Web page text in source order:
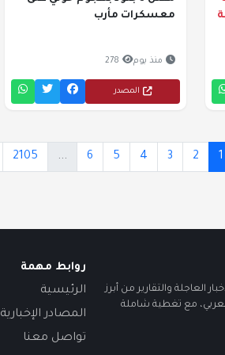
معسكرات مأرب
منذ يوم 278
المصدر
1
2
3
4
5
6
...
2105
العاجلة والتقارير من أبرز
العربي، مع تغطية شاملة
روابط مهمة
الرئيسية
المصادر الإخبارية
تواصل معنا